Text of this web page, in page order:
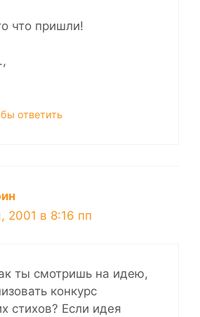
что пришли!
ответить
2001 в 8:16 пп
ты смотришь на идею,
конкурс
стихов? Если идея